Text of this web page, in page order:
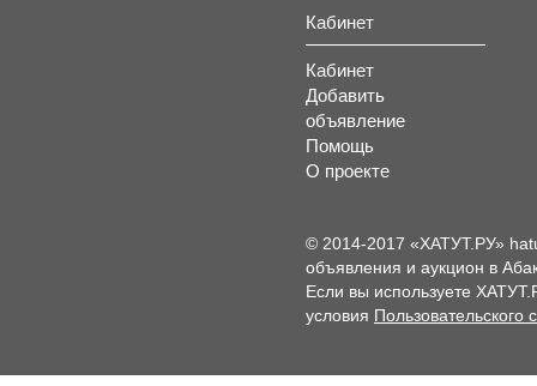
Кабинет
Кабинет
Добавить
объявление
Помощь
О проекте
© 2014-2017 «ХАТУТ.РУ»
объявления и аукцион в
Если вы используете
условия Пользовательского